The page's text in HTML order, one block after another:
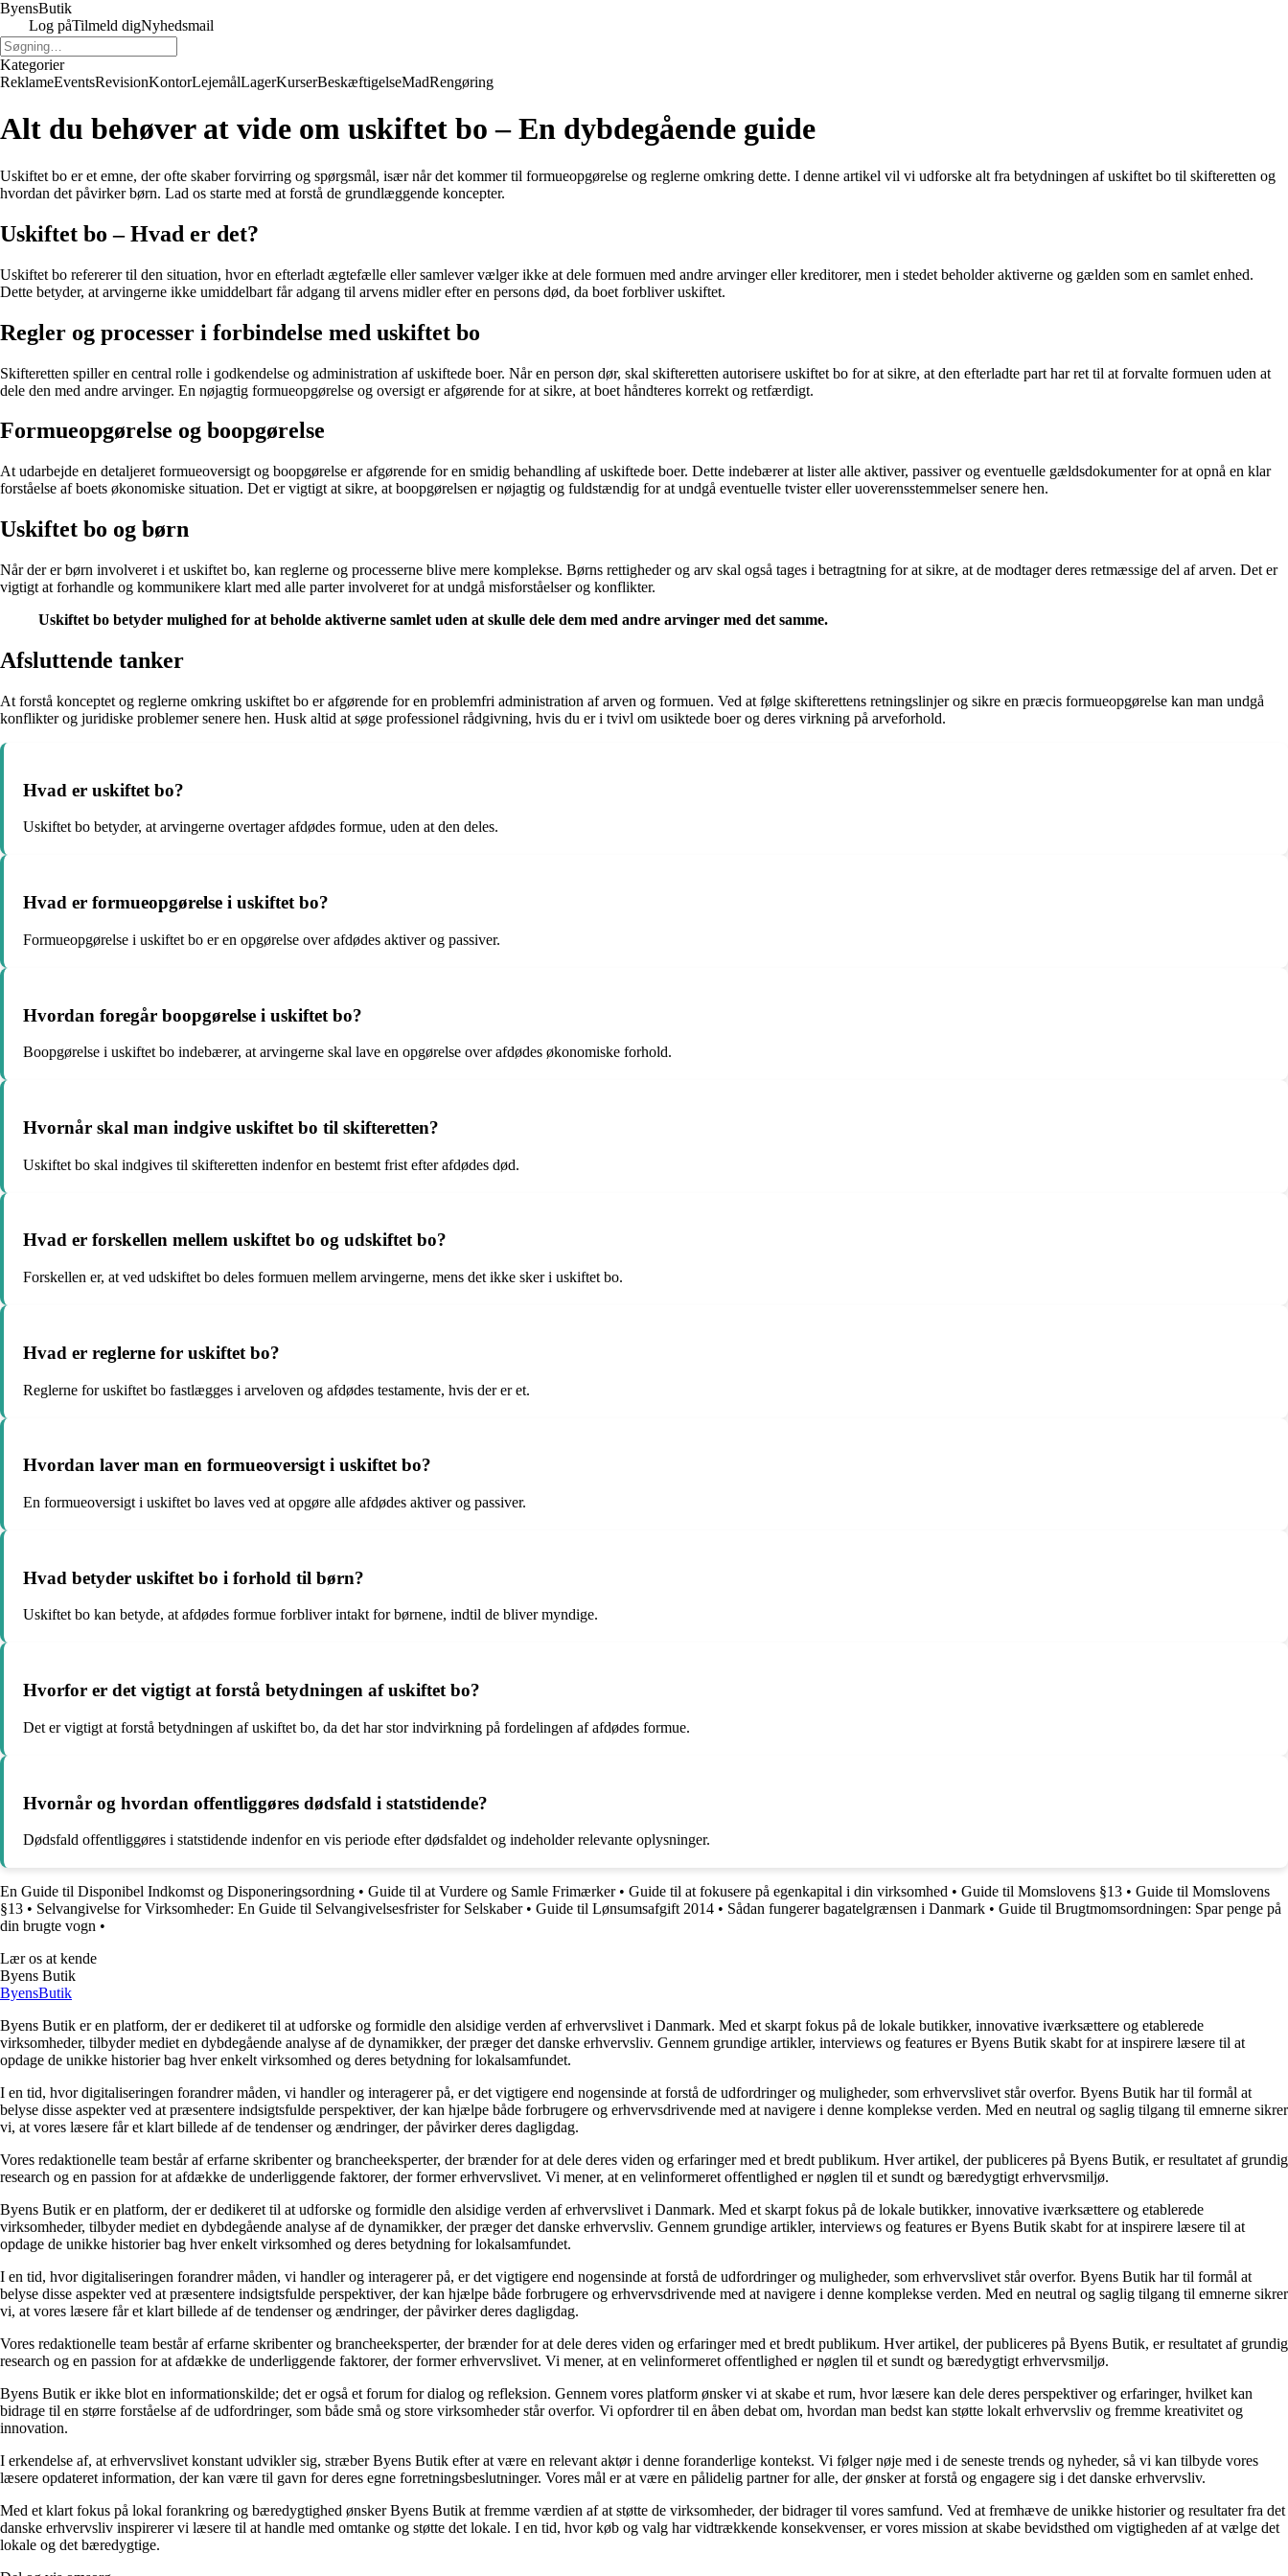
ByensButik
Log påTilmeld digNyhedsmail
Kategorier
ReklameEventsRevisionKontorLejemålLagerKurserBeskæftigelseMadRengøring
Alt du behøver at vide om uskiftet bo – En dybdegående guide
Uskiftet bo er et emne, der ofte skaber forvirring og spørgsmål, især når det kommer til formueopgørelse og reglerne omkring dette. I denne artikel vil vi udforske alt fra betydningen af uskiftet bo til skifteretten og
hvordan det påvirker børn. Lad os starte med at forstå de grundlæggende koncepter.
Uskiftet bo – Hvad er det?
Uskiftet bo refererer til den situation, hvor en efterladt ægtefælle eller samlever vælger ikke at dele formuen med andre arvinger eller kreditorer, men i stedet beholder aktiverne og gælden som en samlet enhed.
Dette betyder, at arvingerne ikke umiddelbart får adgang til arvens midler efter en persons død, da boet forbliver uskiftet.
Regler og processer i forbindelse med uskiftet bo
Skifteretten spiller en central rolle i godkendelse og administration af uskiftede boer. Når en person dør, skal skifteretten autorisere uskiftet bo for at sikre, at den efterladte part har ret til at forvalte formuen uden at
dele den med andre arvinger. En nøjagtig formueopgørelse og oversigt er afgørende for at sikre, at boet håndteres korrekt og retfærdigt.
Formueopgørelse og boopgørelse
At udarbejde en detaljeret formueoversigt og boopgørelse er afgørende for en smidig behandling af uskiftede boer. Dette indebærer at lister alle aktiver, passiver og eventuelle gældsdokumenter for at opnå en klar
forståelse af boets økonomiske situation. Det er vigtigt at sikre, at boopgørelsen er nøjagtig og fuldstændig for at undgå eventuelle tvister eller uoverensstemmelser senere hen.
Uskiftet bo og børn
Når der er børn involveret i et uskiftet bo, kan reglerne og processerne blive mere komplekse. Børns rettigheder og arv skal også tages i betragtning for at sikre, at de modtager deres retmæssige del af arven. Det er
vigtigt at forhandle og kommunikere klart med alle parter involveret for at undgå misforståelser og konflikter.
Uskiftet bo betyder mulighed for at beholde aktiverne samlet uden at skulle dele dem med andre arvinger med det samme.
Afsluttende tanker
At forstå konceptet og reglerne omkring uskiftet bo er afgørende for en problemfri administration af arven og formuen. Ved at følge skifterettens retningslinjer og sikre en præcis formueopgørelse kan man undgå
konflikter og juridiske problemer senere hen. Husk altid at søge professionel rådgivning, hvis du er i tvivl om usiktede boer og deres virkning på arveforhold.
Hvad er uskiftet bo?
Uskiftet bo betyder, at arvingerne overtager afdødes formue, uden at den deles.
Hvad er formueopgørelse i uskiftet bo?
Formueopgørelse i uskiftet bo er en opgørelse over afdødes aktiver og passiver.
Hvordan foregår boopgørelse i uskiftet bo?
Boopgørelse i uskiftet bo indebærer, at arvingerne skal lave en opgørelse over afdødes økonomiske forhold.
Hvornår skal man indgive uskiftet bo til skifteretten?
Uskiftet bo skal indgives til skifteretten indenfor en bestemt frist efter afdødes død.
Hvad er forskellen mellem uskiftet bo og udskiftet bo?
Forskellen er, at ved udskiftet bo deles formuen mellem arvingerne, mens det ikke sker i uskiftet bo.
Hvad er reglerne for uskiftet bo?
Reglerne for uskiftet bo fastlægges i arveloven og afdødes testamente, hvis der er et.
Hvordan laver man en formueoversigt i uskiftet bo?
En formueoversigt i uskiftet bo laves ved at opgøre alle afdødes aktiver og passiver.
Hvad betyder uskiftet bo i forhold til børn?
Uskiftet bo kan betyde, at afdødes formue forbliver intakt for børnene, indtil de bliver myndige.
Hvorfor er det vigtigt at forstå betydningen af uskiftet bo?
Det er vigtigt at forstå betydningen af uskiftet bo, da det har stor indvirkning på fordelingen af afdødes formue.
Hvornår og hvordan offentliggøres dødsfald i statstidende?
Dødsfald offentliggøres i statstidende indenfor en vis periode efter dødsfaldet og indeholder relevante oplysninger.
En Guide til Disponibel Indkomst og Disponeringsordning • Guide til at Vurdere og Samle Frimærker• Guide til at fokusere på egenkapital i din virksomhed • Guide til Momslovens §13 • Guide til Momslovens
§13 • Selvangivelse for Virksomheder: En Guide til Selvangivelsesfrister for Selskaber• Guide til Lønsumsafgift 2014 • Sådan fungerer bagatelgrænsen i Danmark • Guide til Brugtmomsordningen: Spar penge på
din brugte vogn •
Lær os at kende
Byens Butik
ByensButik
Byens Butik er en platform, der er dedikeret til at udforske og formidle den alsidige verden af erhvervslivet i Danmark. Med et skarpt fokus på de lokale butikker, innovative iværksættere og etablerede
virksomheder, tilbyder mediet en dybdegående analyse af de dynamikker, der præger det danske erhvervsliv. Gennem grundige artikler, interviews og features er Byens Butik skabt for at inspirere læsere til at
opdage de unikke historier bag hver enkelt virksomhed og deres betydning for lokalsamfundet.
I en tid, hvor digitaliseringen forandrer måden, vi handler og interagerer på, er det vigtigere end nogensinde at forstå de udfordringer og muligheder, som erhvervslivet står overfor. Byens Butik har til formål at
belyse disse aspekter ved at præsentere indsigtsfulde perspektiver, der kan hjælpe både forbrugere og erhvervsdrivende med at navigere i denne komplekse verden. Med en neutral og saglig tilgang til emnerne sikrer
vi, at vores læsere får et klart billede af de tendenser og ændringer, der påvirker deres dagligdag.
Vores redaktionelle team består af erfarne skribenter og brancheeksperter, der brænder for at dele deres viden og erfaringer med et bredt publikum. Hver artikel, der publiceres på Byens Butik, er resultatet af grundig
research og en passion for at afdække de underliggende faktorer, der former erhvervslivet. Vi mener, at en velinformeret offentlighed er nøglen til et sundt og bæredygtigt erhvervsmiljø.
Byens Butik er en platform, der er dedikeret til at udforske og formidle den alsidige verden af erhvervslivet i Danmark. Med et skarpt fokus på de lokale butikker, innovative iværksættere og etablerede
virksomheder, tilbyder mediet en dybdegående analyse af de dynamikker, der præger det danske erhvervsliv. Gennem grundige artikler, interviews og features er Byens Butik skabt for at inspirere læsere til at
opdage de unikke historier bag hver enkelt virksomhed og deres betydning for lokalsamfundet.
I en tid, hvor digitaliseringen forandrer måden, vi handler og interagerer på, er det vigtigere end nogensinde at forstå de udfordringer og muligheder, som erhvervslivet står overfor. Byens Butik har til formål at
belyse disse aspekter ved at præsentere indsigtsfulde perspektiver, der kan hjælpe både forbrugere og erhvervsdrivende med at navigere i denne komplekse verden. Med en neutral og saglig tilgang til emnerne sikrer
vi, at vores læsere får et klart billede af de tendenser og ændringer, der påvirker deres dagligdag.
Vores redaktionelle team består af erfarne skribenter og brancheeksperter, der brænder for at dele deres viden og erfaringer med et bredt publikum. Hver artikel, der publiceres på Byens Butik, er resultatet af grundig
research og en passion for at afdække de underliggende faktorer, der former erhvervslivet. Vi mener, at en velinformeret offentlighed er nøglen til et sundt og bæredygtigt erhvervsmiljø.
Byens Butik er ikke blot en informationskilde; det er også et forum for dialog og refleksion. Gennem vores platform ønsker vi at skabe et rum, hvor læsere kan dele deres perspektiver og erfaringer, hvilket kan
bidrage til en større forståelse af de udfordringer, som både små og store virksomheder står overfor. Vi opfordrer til en åben debat om, hvordan man bedst kan støtte lokalt erhvervsliv og fremme kreativitet og
innovation.
I erkendelse af, at erhvervslivet konstant udvikler sig, stræber Byens Butik efter at være en relevant aktør i denne foranderlige kontekst. Vi følger nøje med i de seneste trends og nyheder, så vi kan tilbyde vores
læsere opdateret information, der kan være til gavn for deres egne forretningsbeslutninger. Vores mål er at være en pålidelig partner for alle, der ønsker at forstå og engagere sig i det danske erhvervsliv.
Med et klart fokus på lokal forankring og bæredygtighed ønsker Byens Butik at fremme værdien af at støtte de virksomheder, der bidrager til vores samfund. Ved at fremhæve de unikke historier og resultater fra det
danske erhvervsliv inspirerer vi læsere til at handle med omtanke og støtte det lokale. I en tid, hvor køb og valg har vidtrækkende konsekvenser, er vores mission at skabe bevidsthed om vigtigheden af at vælge det
lokale og det bæredygtige.